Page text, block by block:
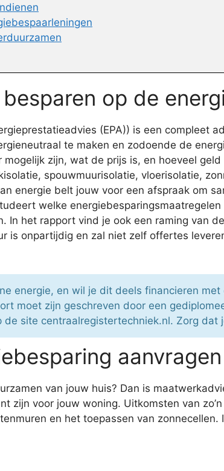
op de
(EPA)) is een compleet
te maken en zodoende de
zijn, wat de prijs is, en hoeveel
spouwmuurisolatie, vloerisolatie,
energie belt jouw voor een afspraak om
welke
In het rapport vind je ook een raming van
is onpartijdig en zal niet zelf offertes
energie, en wil je dit deels financieren
moet zijn geschreven door een
site centraalregistertechniek.nl. Zorg
van jouw huis? Dan is
zijn voor jouw woning. Uitkomsten van
en het toepassen van